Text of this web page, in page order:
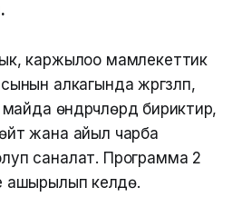
каржылоо мамлекеттик
алкагында жүргүзүлүп,
өндүрүүчүлөрдү бириктирүү,
жана айыл чарба
саналат. Программа 2
келүүдө.